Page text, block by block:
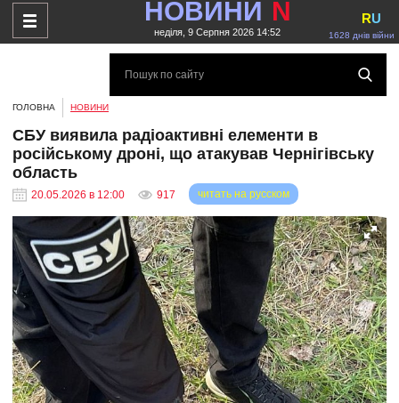
НОВИНИ N
неділя, 9 Серпня 2026 14:52 1628 днів війни
RU
ГОЛОВНА НОВИНИ
СБУ виявила радіоактивні елементи в
російському дроні, що атакував Чернігівську
область
20.05.2026 в 12:00 917 читать на русском